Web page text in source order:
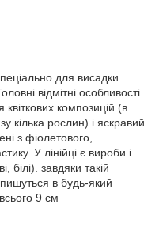
для висадки
відмітні особливості
композицій (в
кілька рослин) і яскравий
з фіолетового,
У лінійці є вироби і
білі). завдяки такій
в будь-який
9 см